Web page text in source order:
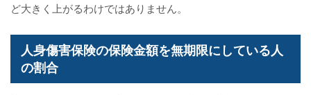
ど大きく上がるわけではありません。
人身傷害保険の保険金額を無期限にしている人
の割合